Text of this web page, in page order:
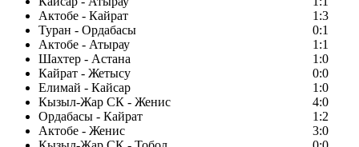
Актобе - Кайрат
1:3
Туран - Ордабасы
0:1
Актобе - Атырау
1:1
Шахтер - Астана
1:0
Кайрат - Жетысу
0:0
Елимай - Кайсар
1:0
Кызыл-Жар СК - Женис
4:0
Ордабасы - Кайрат
1:2
Актобе - Женис
3:0